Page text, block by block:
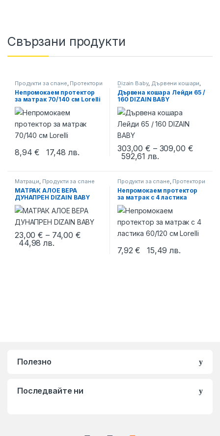
Свързани продукти
Продукти за спане, Протектори
за матрак
Непромокаем протектор
за матрак 70/140 см Lorelli
8,94€ 17,48лв.
Dizain Baby, Дървени кошари,
Продукти за спане
Дървена кошара Лейди 65 /
160 DIZAIN BABY
303,00€ – 309,00 €Price
592,61лв.
This product has multiple
Матраци, Продукти за спане
МАТРАК АЛОЕ ВЕРА
ДУНАПРЕН DIZAIN BABY
23,00€ – 74,00 €Price range: 23,00 € through 74,00 €
44,98лв.
This product has multiple variants. The options may be chosen
Продукти за спане, Протектори
за матрак
Непромокаем протектор
за матрак с 4 ластика
60/120 см Lorelli
7,92€ 15,49лв.
Полезно
Последвайте ни